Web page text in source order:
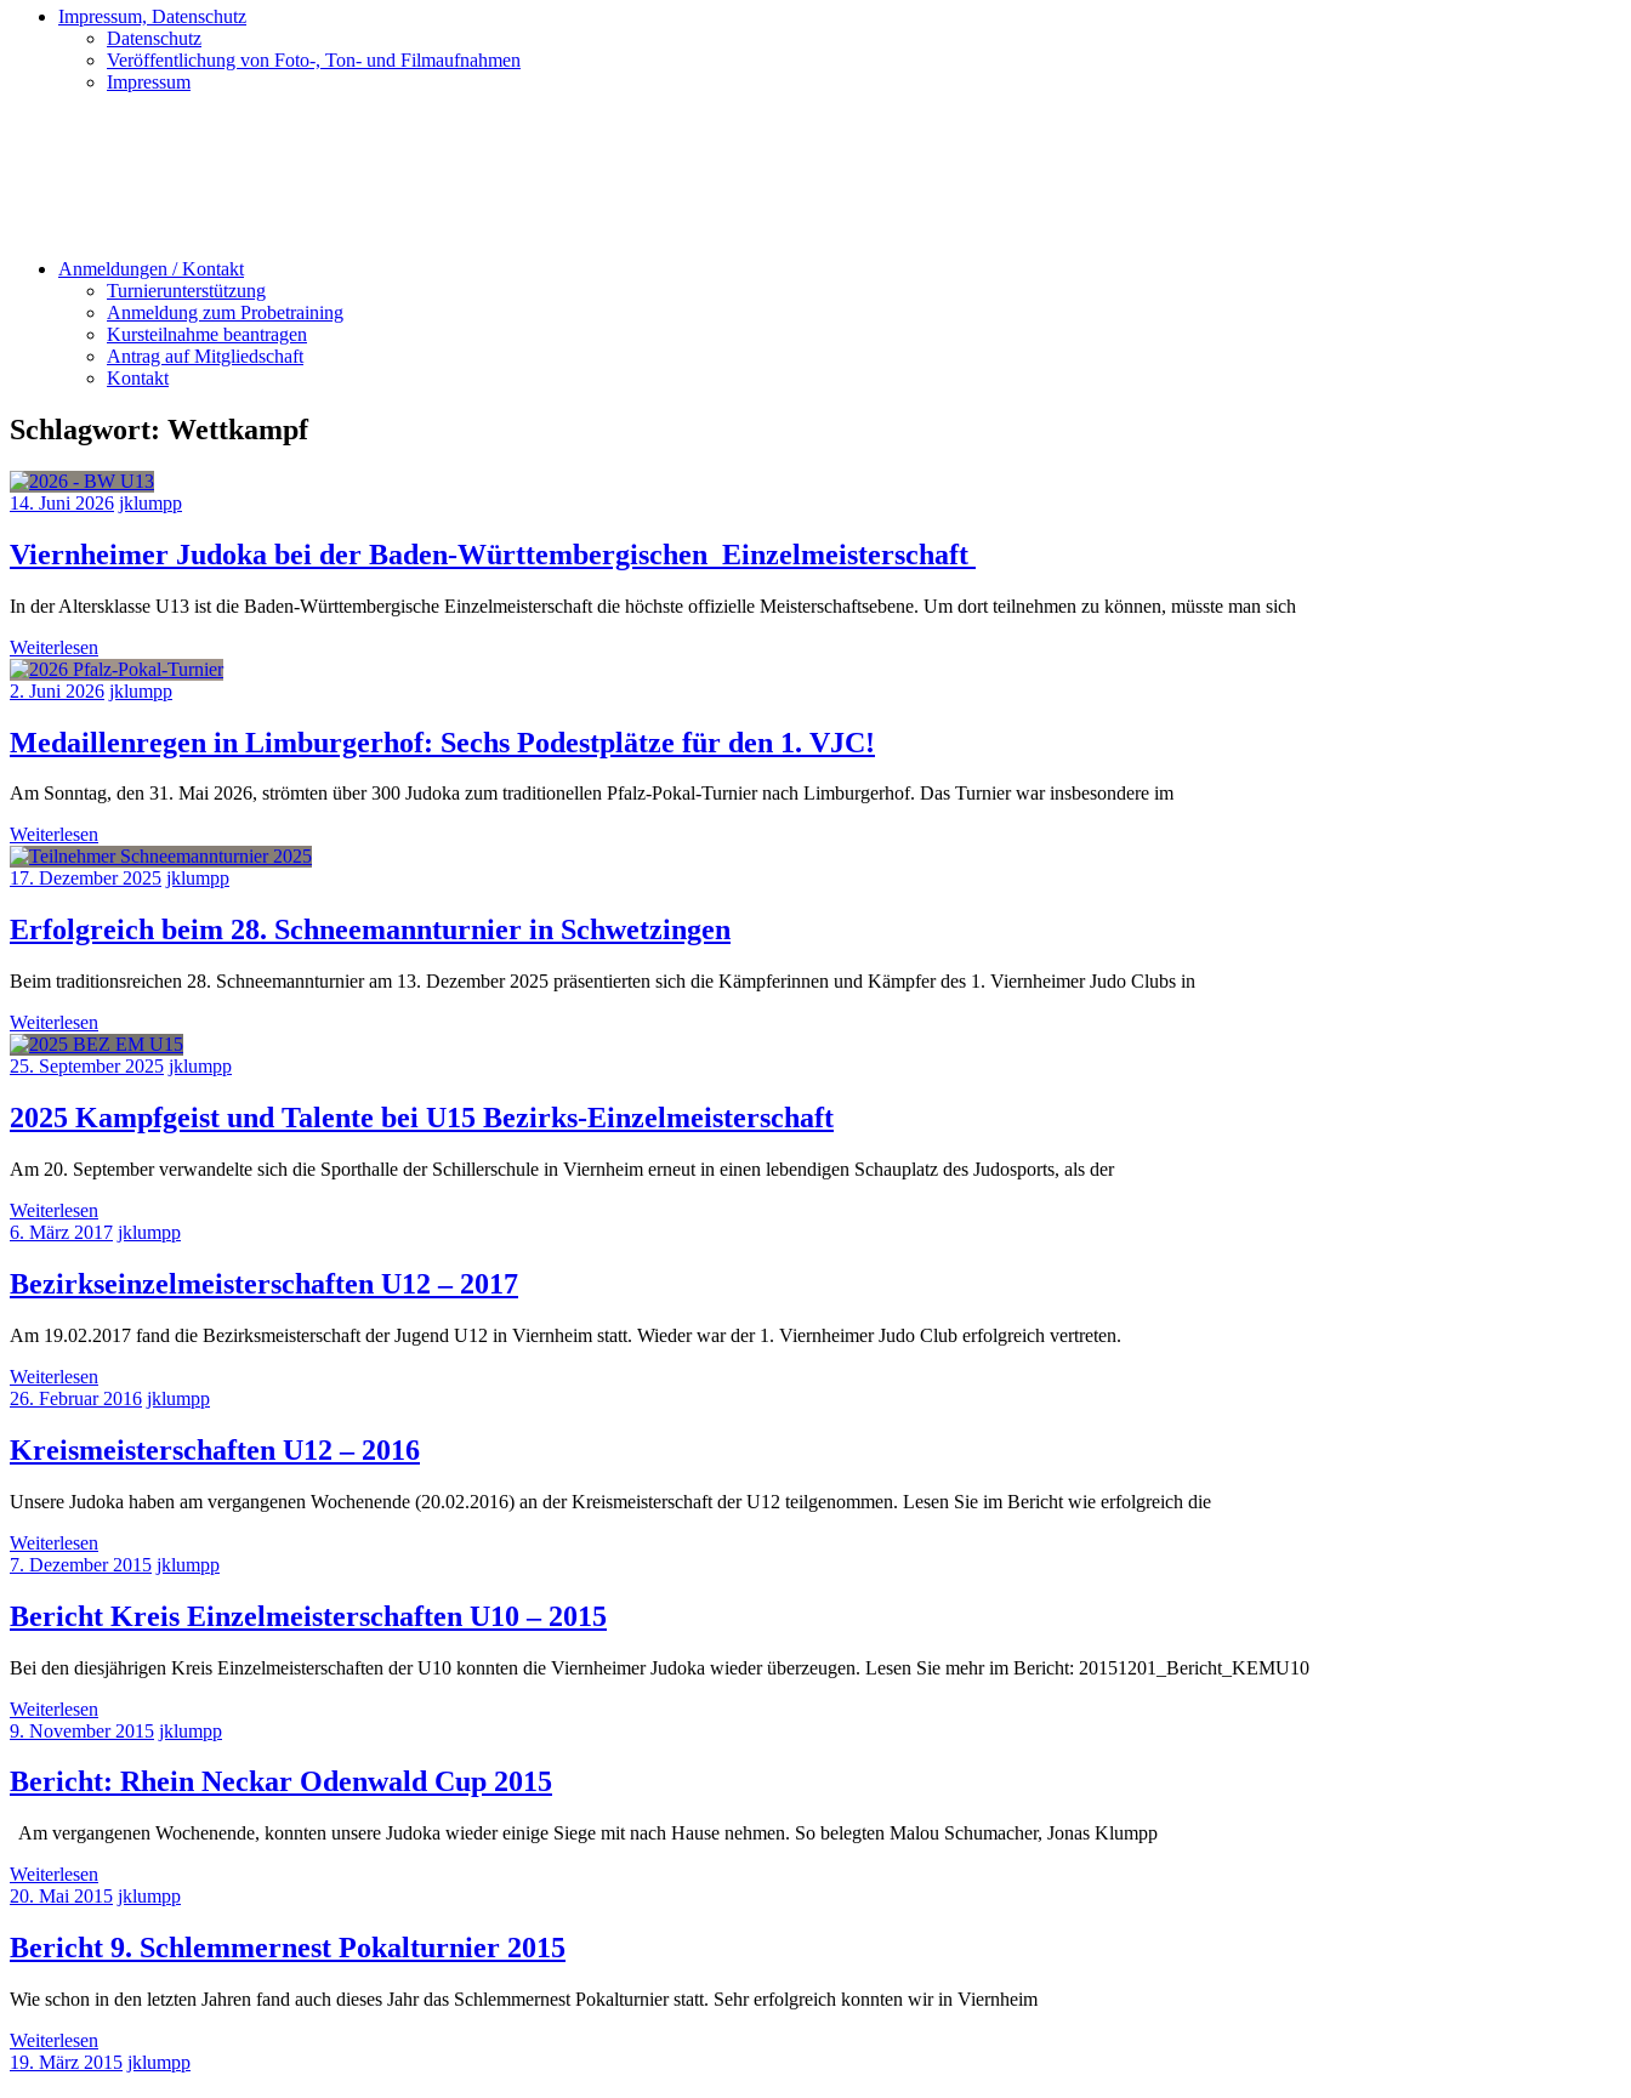
Impressum, Datenschutz
Datenschutz
Veröffentlichung von Foto-, Ton- und Filmaufnahmen
Impressum
Anmeldungen / Kontakt
Turnierunterstützung
Anmeldung zum Probetraining
Kursteilnahme beantragen
Antrag auf Mitgliedschaft
Kontakt
Schlagwort: Wettkampf
14. Juni 2026 jklumpp
Viernheimer Judoka bei der Baden-Württembergischen Einzelmeisterschaft
In der Altersklasse U13 ist die Baden-Württembergische Einzelmeisterschaft die höchste offizielle Meisterschaftsebene. Um dort teilnehmen zu können, müsste man sich
Weiterlesen
2. Juni 2026 jklumpp
Medaillenregen in Limburgerhof: Sechs Podestplätze für den 1. VJC!
Am Sonntag, den 31. Mai 2026, strömten über 300 Judoka zum traditionellen Pfalz-Pokal-Turnier nach Limburgerhof. Das Turnier war insbesondere im
Weiterlesen
17. Dezember 2025 jklumpp
Erfolgreich beim 28. Schneemannturnier in Schwetzingen
Beim traditionsreichen 28. Schneemannturnier am 13. Dezember 2025 präsentierten sich die Kämpferinnen und Kämpfer des 1. Viernheimer Judo Clubs in
Weiterlesen
25. September 2025 jklumpp
2025 Kampfgeist und Talente bei U15 Bezirks-Einzelmeisterschaft
Am 20. September verwandelte sich die Sporthalle der Schillerschule in Viernheim erneut in einen lebendigen Schauplatz des Judosports, als der
Weiterlesen
6. März 2017 jklumpp
Bezirkseinzelmeisterschaften U12 – 2017
Am 19.02.2017 fand die Bezirksmeisterschaft der Jugend U12 in Viernheim statt. Wieder war der 1. Viernheimer Judo Club erfolgreich vertreten.
Weiterlesen
26. Februar 2016 jklumpp
Kreismeisterschaften U12 – 2016
Unsere Judoka haben am vergangenen Wochenende (20.02.2016) an der Kreismeisterschaft der U12 teilgenommen. Lesen Sie im Bericht wie erfolgreich die
Weiterlesen
7. Dezember 2015 jklumpp
Bericht Kreis Einzelmeisterschaften U10 – 2015
Bei den diesjährigen Kreis Einzelmeisterschaften der U10 konnten die Viernheimer Judoka wieder überzeugen. Lesen Sie mehr im Bericht: 20151201_Bericht_KEMU10
Weiterlesen
9. November 2015 jklumpp
Bericht: Rhein Neckar Odenwald Cup 2015
Am vergangenen Wochenende, konnten unsere Judoka wieder einige Siege mit nach Hause nehmen. So belegten Malou Schumacher, Jonas Klumpp
Weiterlesen
20. Mai 2015 jklumpp
Bericht 9. Schlemmernest Pokalturnier 2015
Wie schon in den letzten Jahren fand auch dieses Jahr das Schlemmernest Pokalturnier statt. Sehr erfolgreich konnten wir in Viernheim
Weiterlesen
19. März 2015 jklumpp